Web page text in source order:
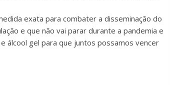
exata para combater a disseminação do
e que não vai parar durante a pandemia e
álcool gel para que juntos possamos vencer